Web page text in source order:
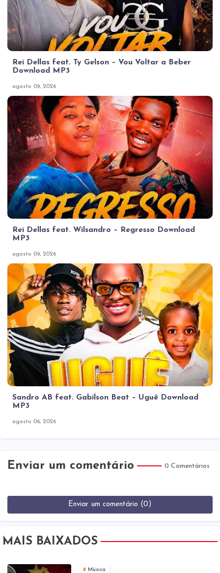
Rei Dellas feat. Ty Gelson – Vou Voltar a Beber
Download MP3
agosto 09, 2026
Rei Dellas feat. Wilsandro – Regresso Download
MP3
agosto 09, 2026
Sandro AB feat. Gabilson Beat – Uguê Download
MP3
agosto 06, 2026
Enviar um comentário 0 Comentários
Enviar um comentário (0)
MAIS BAIXADOS
Música